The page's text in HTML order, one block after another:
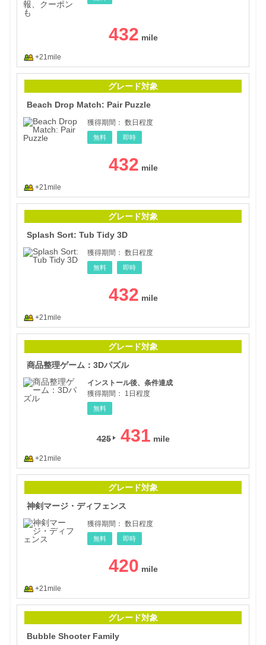
432
+21mile
グレード対象
Beach Drop Match: Pair Puzzle
獲得期間： 数日程度
無料 即時
432
+21mile
グレード対象
Splash Sort: Tub Tidy 3D
獲得期間： 数日程度
無料 即時
432
+21mile
グレード対象
商品整理ゲーム：3Dパズル
インストール後、条件達成
獲得期間：
1日程度
無料
425 431
+21mile
グレード対象
神剣マージ・ディフェンス
獲得期間： 数日程度
無料 即時
420
+21mile
グレード対象
Bubble Shooter Family